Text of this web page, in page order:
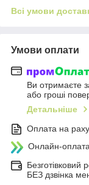
Всі умови
Умови оплати
Ви отримаєте
або гроші
Детальніше
Оплата на
Онлайн-
Безготівковий
БЕЗ дзвінка